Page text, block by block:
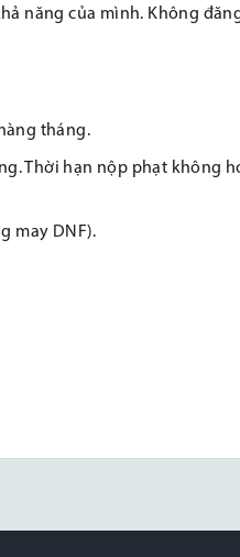
năng của mình. Không
tháng.
Thời hạn nộp phạt không
may DNF).